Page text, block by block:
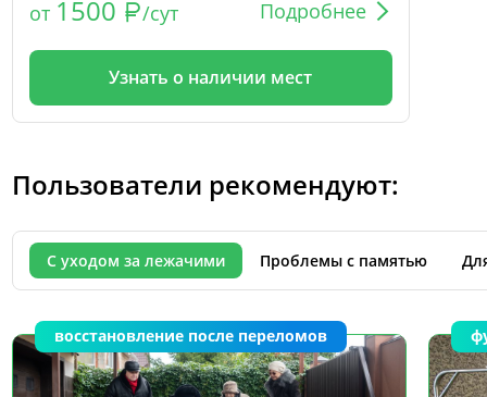
от 1500 /сут Подробнее
Узнать о наличии мест
Пользователи рекомендуют:
С уходом за лежачими Проблемы с памятью
восстановление после переломов